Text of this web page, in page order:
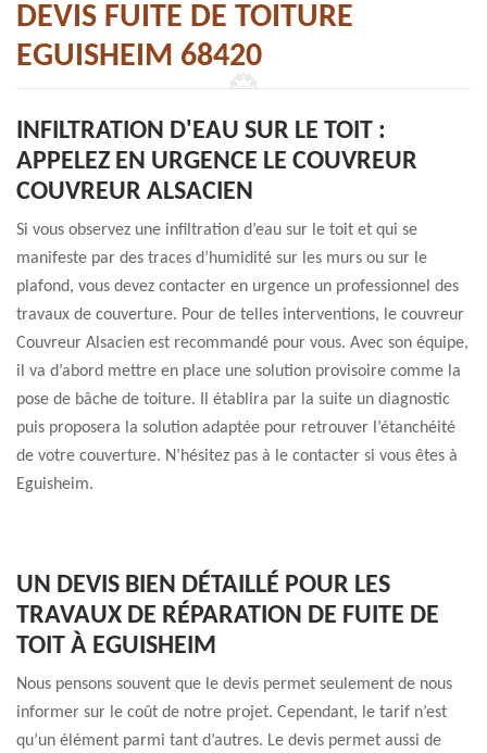
DEVIS FUITE DE TOITURE
EGUISHEIM 68420
INFILTRATION D'EAU SUR LE TOIT :
APPELEZ EN URGENCE LE COUVREUR
COUVREUR ALSACIEN
Si vous observez une infiltration d’eau sur le toit et qui se
manifeste par des traces d’humidité sur les murs ou sur le
plafond, vous devez contacter en urgence un professionnel des
travaux de couverture. Pour de telles interventions, le couvreur
Couvreur Alsacien est recommandé pour vous. Avec son équipe,
il va d’abord mettre en place une solution provisoire comme la
pose de bâche de toiture. Il établira par la suite un diagnostic
puis proposera la solution adaptée pour retrouver l’étanchéité
de votre couverture. N’hésitez pas à le contacter si vous êtes à
Eguisheim.
UN DEVIS BIEN DÉTAILLÉ POUR LES
TRAVAUX DE RÉPARATION DE FUITE DE
TOIT À EGUISHEIM
Nous pensons souvent que le devis permet seulement de nous
informer sur le coût de notre projet. Cependant, le tarif n’est
qu’un élément parmi tant d’autres. Le devis permet aussi de